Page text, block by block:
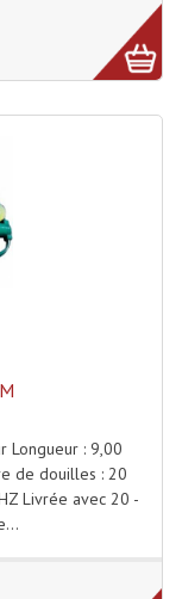
Longueur : 9,00
de douilles : 20
Livrée avec 20 -